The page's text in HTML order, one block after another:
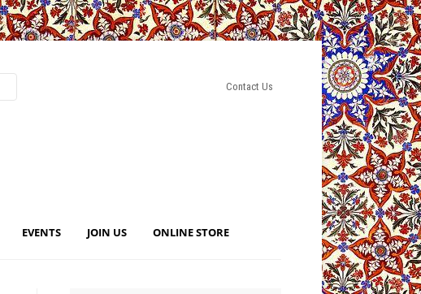
Contact Us
EVENTS JOIN US ONLINE STORE